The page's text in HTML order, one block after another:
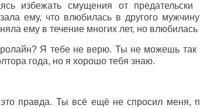
избежать смущения от
ему, что влюбилась в другого
ему в течение многих лет, но
Я тебе не верю. Ты не можешь так
года, но я хорошо тебя знаю.
правда. Ты всё ещё не спросил меня,